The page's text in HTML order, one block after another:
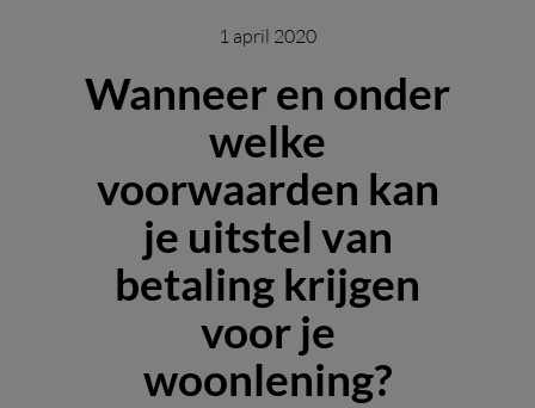
1 april 2020
Wanneer en onder
welke
voorwaarden kan
je uitstel van
betaling krijgen
voor je
woonlening?